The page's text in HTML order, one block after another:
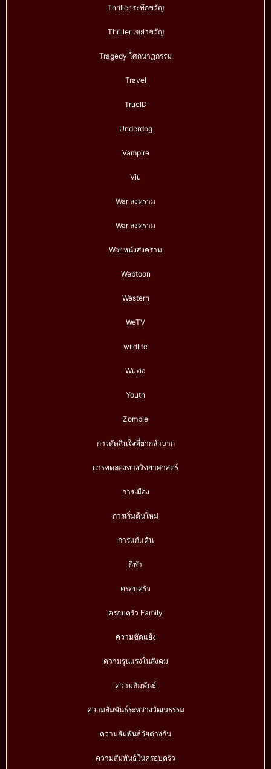
Thriller ระทึกขวัญ
Thriller เขย่าขวัญ
Tragedy โศกนาฏกรรม
Travel
TrueID
Underdog
Vampire
Viu
War สงคราม
War สงคราม
War หนังสงคราม
Webtoon
Western
WeTV
wildlife
Wuxia
Youth
Zombie
การตัดสินใจที่ยากลำบาก
การทดลองทางวิทยาศาสตร์
การเมือง
การเริ่มต้นใหม่
การแก้แค้น
กีฬา
ครอบครัว
ครอบครัว Family
ความขัดแย้ง
ความรุนแรงในสังคม
ความสัมพันธ์
ความสัมพันธ์ระหว่างวัฒนธรรม
ความสัมพันธ์วัยต่างกัน
ความสัมพันธ์ในครอบครัว